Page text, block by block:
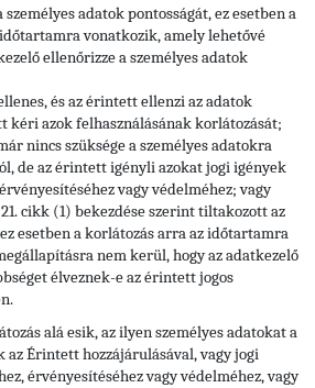
adatok pontosságát, ez esetben a
vonatkozik, amely lehetővé
ellenőrizze a személyes adatok
és az érintett ellenzi az adatok
kéri azok felhasználásának korlátozását;
nincs szüksége a személyes adatokra
de az érintett igényli azokat jogi igények
vagy védelméhez; vagy
cikk (1) bekezdése szerint tiltakozott az
esetben a korlátozás arra az időtartamra
nem kerül, hogy az adatkezelő
élveznek-e az érintett jogos
alá esik, az ilyen személyes adatokat a
az Érintett hozzájárulásával, vagy jogi
érvényesítéséhez vagy védelméhez, vagy